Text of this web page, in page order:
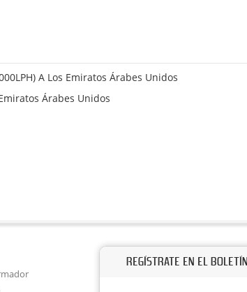
A Los Emiratos Árabes Unidos
Árabes Unidos
REGÍSTRATE EN EL BOLETÍN